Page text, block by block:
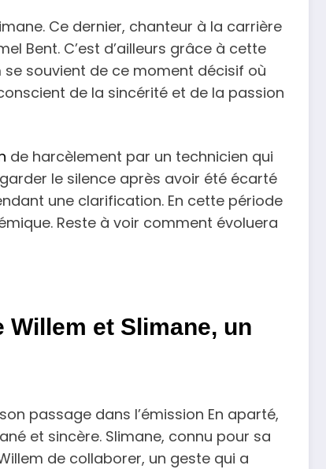
Ce dernier, chanteur à la carrière
Bent. C’est d’ailleurs grâce à cette
se souvient de ce moment décisif où
de la sincérité et de la passion
de harcèlement par un technicien qui
le silence après avoir été écarté
une clarification. En cette période
Reste à voir comment évoluera
et Slimane, un
passage dans l’émission En aparté,
et sincère. Slimane, connu pour sa
de collaborer, un geste qui a